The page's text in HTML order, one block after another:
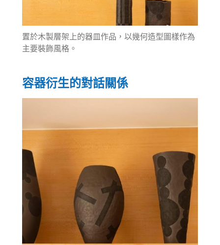
置於木製層架上的器皿作品，以幾何造型圖樣作為
主要裝飾風格。
容器衍生的對話關係